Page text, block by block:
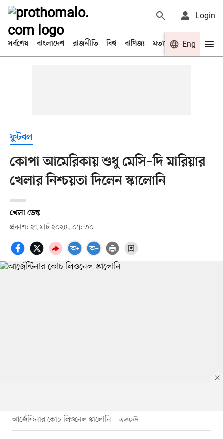
Login
সর্বশেষ বাংলাদেশ রাজনীতি বিশ্ব বাণিজ্য মতামত খেলা
Eng
ফুটবল
কোপা আমেরিকায় শুধু মেসি–দি মারিয়ার
খেলার নিশ্চয়তা দিলেন স্কালোনি
খেলা ডেস্ক
প্রকাশ: ২৭ মার্চ ২০২৪, ০৭: ৩০
আর্জেন্টিনার কোচ লিওনেল স্কালোনি এএফপি